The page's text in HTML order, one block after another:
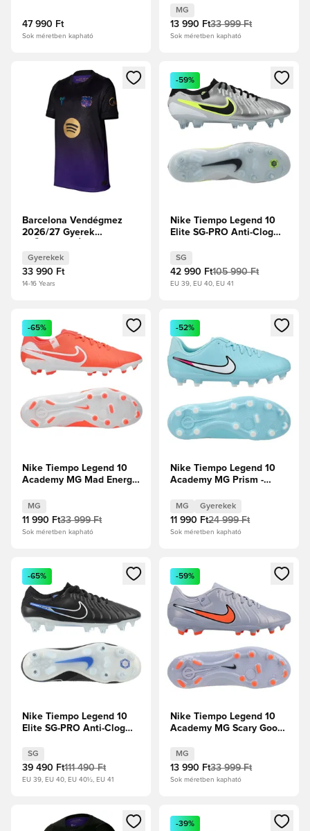
47 990 Ft
Sok méretben kapható
MG
13 990 Ft33 999 Ft
Sok méretben kapható
Megnyit egy modált a bejelentkezéshez vagy a tagként
Barcelona Vendégmez
2026/27 Gyerek
Gyerekek
33 990 Ft
14-16 Years
Megnyit egy modált a
-59%
Nike Tiempo Legend 10
Elite SG-PRO Anti-Clog
ezüst/Fekete/Volt
SG
42 990 Ft105 990 Ft
EU 39, EU 40, EU 41
Megnyit egy modált a bejelentkezéshez vagy a tagként
-65%
Nike Tiempo Legend 10
Academy MG Mad Energy
MG
11 990 Ft33 999 Ft
Sok méretben kapható
Megnyit egy modált a
-52%
Nike Tiempo Legend 10
Academy MG Prism -
MG Gyerekek
11 990 Ft24 999 Ft
Sok méretben kapható
Megnyit egy modált a bejelentkezéshez vagy a tagként
-65%
Nike Tiempo Legend 10
Elite SG-PRO Anti-Clog
Fekete/Króm/Hyper Royal
SG
39 490 Ft111 490 Ft
EU 39, EU 40, EU 40½, EU 41
Megnyit egy modált a
-59%
Nike Tiempo Legend 10
Academy MG Scary Good
MG
13 990 Ft33 999 Ft
Sok méretben kapható
Megnyit egy modált a bejelentkezéshez vagy a tagként
Megnyit egy modált a
-39%